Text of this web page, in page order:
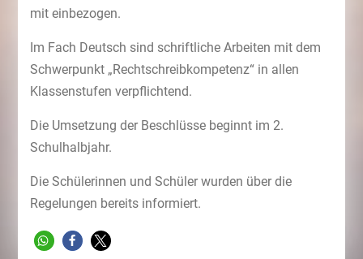
mit einbezogen.
Im Fach Deutsch sind schriftliche Arbeiten mit dem
Schwerpunkt „Rechtschreibkompetenz“ in allen
Klassenstufen verpflichtend.
Die Umsetzung der Beschlüsse beginnt im 2.
Schulhalbjahr.
Die Schülerinnen und Schüler wurden über die
Regelungen bereits informiert.